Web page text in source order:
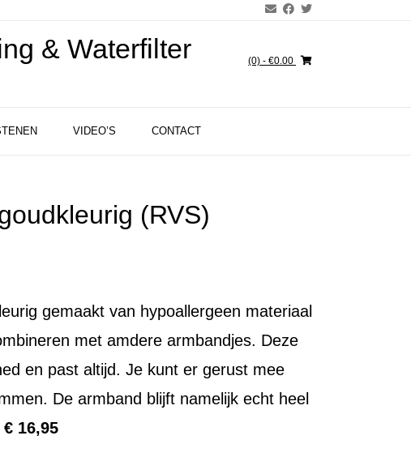
& Waterfilter (0) - €0.00
VIDEO’S CONTACT
(RVS)
gemaakt van hypoallergeen materiaal
met amdere armbandjes. Deze
en past altijd. Je kunt er gerust mee
De armband blijft namelijk echt heel
€ 16,95